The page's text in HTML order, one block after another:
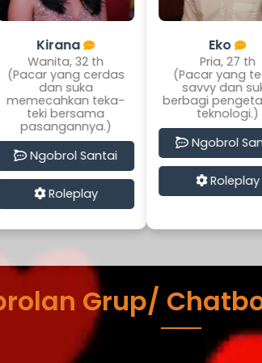
teka-
(Pacar yang tech-
savvy dan suka
berbagi pengetahuan
Ngobrol Santai
Roleplay
Grup/